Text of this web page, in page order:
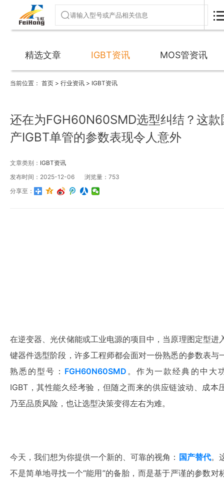
精选文章 IGBT资讯 MOS管资讯
当前位置： 首页 > 行业资讯 > IGBT资讯
还在为FGH60N60SMD选型纠结？这款
产IGBT单管的参数表现令人意外
文章类别： IGBT资讯
发布时间：2025-12-06
浏览量：753
分享至：
在逆变器、光伏储能或工业电源的项目中，当原理图定型进
键器件选型阶段，许多工程师都会面对一份熟悉的参数表与
熟悉的型号： FGH60N60SMD 。作为一款经典的中大
IGBT，其性能久经考验，但随之而来的供应链波动、成本
乃至品质风险，也让选型决策变得左右为难。
今天，我们想为你提供一个新的、可靠的视角： 国产替代。
不是简单地寻找一个“能用”的备胎，而是基于严谨的参数对